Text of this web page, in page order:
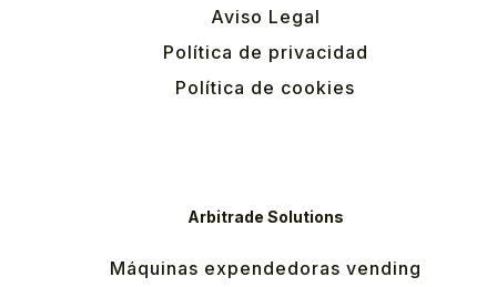
Aviso Legal
Política de privacidad
Política de cookies
Arbitrade Solutions
Máquinas expendedoras vending